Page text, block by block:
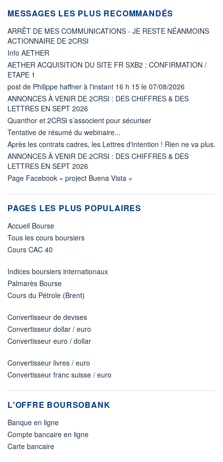
MESSAGES LES PLUS RECOMMANDÉS
ARRÊT DE MES COMMUNICATIONS - JE RESTE NÉANMOINS
ACTIONNAIRE DE 2CRSI
Info AETHER
AETHER ACQUISITION DU SITE FR SXB2 : CONFIRMATION /
ETAPE 1
post de Philippe haffner à l'instant 16 h 15 le 07/08/2026
ANNONCES À VENIR DE 2CRSI : DES CHIFFRES & DES
LETTRES EN SEPT 2026
Quanthor et 2CRSi s’associent pour sécuriser
Tentative de résumé du webinaire...
Après les contrats cadres, les Lettres d'intention ! Rien ne va plus.
ANNONCES À VENIR DE 2CRSI : DES CHIFFRES & DES
LETTRES EN SEPT 2026
Page Facebook « project Buena Vista »
PAGES LES PLUS POPULAIRES
Accueil Bourse
Tous les cours boursiers
Cours CAC 40
Indices boursiers internationaux
Palmarès Bourse
Cours du Pétrole (Brent)
Convertisseur de devises
Convertisseur dollar / euro
Convertisseur euro / dollar
Convertisseur livres / euro
Convertisseur franc suisse / euro
L'OFFRE BOURSOBANK
Banque en ligne
Compte bancaire en ligne
Carte bancaire